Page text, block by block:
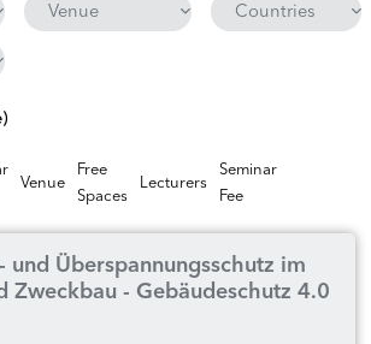
Venue Countries
Venue
Free
Spaces
Lecturers
Seminar
Fee
und Überspannungsschutz im
Zweckbau - Gebäudeschutz 4.0